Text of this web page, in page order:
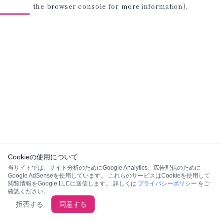
the browser console for more information).
Cookieの使用について
当サイトでは、サイト分析のためにGoogle Analytics、広告配信のために
Google AdSenseを使用しています。 これらのサービスはCookieを使用して
閲覧情報をGoogle LLCに送信します。 詳しくは プライバシーポリシー をご
確認ください。
拒否する 同意する